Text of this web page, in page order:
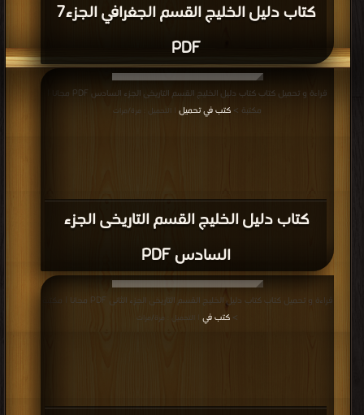
كتاب دليل الخليج القسم الجغرافي الجزء7
PDF
كتاب دليل الخليج القسم التاريخى الجزء
السادس PDF
قراءة و تحميل كتاب كتاب دليل الخليج القسم التاريخى الجزء السادس PDF مجانا |
مكتبة > كتب في تحميل | التحميل : مرة/مرات
قراءة و تحميل كتاب كتاب دليل الخليج القسم التاريخى الجزء الثانى PDF مجانا | مكتبة
> كتب في | التحميل : مرة/مرات